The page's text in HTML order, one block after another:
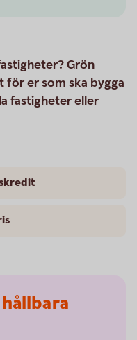
Grön
er som ska bygga
fastigheter eller